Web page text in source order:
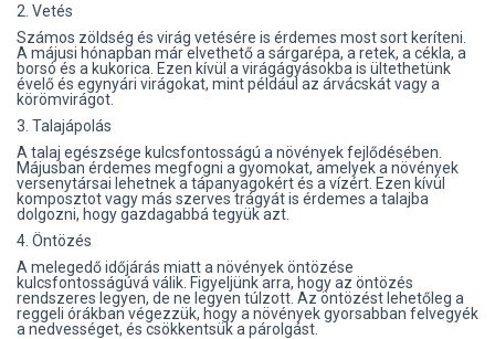
2. Vetés
Számos zöldség és virág vetésére is érdemes most sort keríteni.
A májusi hónapban már elvethető a sárgarépa, a retek, a cékla, a
borsó és a kukorica. Ezen kívül a virágágyásokba is ültethetünk
évelő és egynyári virágokat, mint például az árvácskát vagy a
körömvirágot.
3. Talajápolás
A talaj egészsége kulcsfontosságú a növények fejlődésében.
Májusban érdemes megfogni a gyomokat, amelyek a növények
versenytársai lehetnek a tápanyagokért és a vízért. Ezen kívül
komposztot vagy más szerves trágyát is érdemes a talajba
dolgozni, hogy gazdagabbá tegyük azt.
4. Öntözés
A melegedő időjárás miatt a növények öntözése
kulcsfontosságúvá válik. Figyeljünk arra, hogy az öntözés
rendszeres legyen, de ne legyen túlzott. Az öntözést lehetőleg a
reggeli órákban végezzük, hogy a növények gyorsabban felvegyék
a nedvességet, és csökkentsük a párolgást.